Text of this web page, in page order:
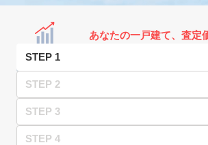
あなたの一戸建て、査定
STEP 1
STEP 2
STEP 3
STEP 4